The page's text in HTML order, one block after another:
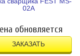
02A
обновляется
ЗАКАЗАТЬ